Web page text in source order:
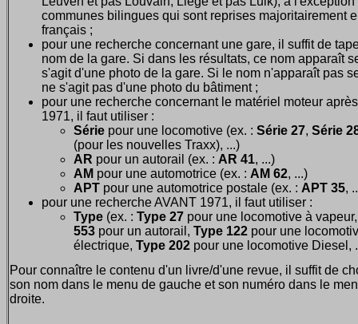
communes bilingues qui sont reprises majoritairement
français ;
pour une recherche concernant une gare, il suffit de
nom de la gare. Si dans les résultats, ce nom apparaît
s'agit d'une photo de la gare. Si le nom n'apparaît pas
ne s'agit pas d'une photo du bâtiment ;
pour une recherche concernant le matériel moteur après
1971, il faut utiliser :
Série pour une locomotive (ex. : Série 27, Série
(pour les nouvelles Traxx), ...)
AR pour un autorail (ex. : AR 41, ...)
AM pour une automotrice (ex. : AM 62, ...)
APT pour une automotrice postale (ex. : APT 35,
pour une recherche AVANT 1971, il faut utiliser :
Type (ex. : Type 27 pour une locomotive à
553 pour un autorail, Type 122 pour une
électrique, Type 202 pour une locomotive Diesel,
Pour connaître le contenu d'un livre/d'une revue, il suffit de
son nom dans le menu de gauche et son numéro dans le
droite.